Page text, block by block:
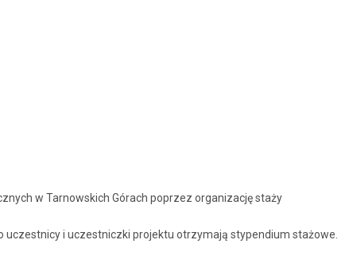
w Tarnowskich Górach poprzez organizację staży
i uczestniczki projektu otrzymają stypendium stażowe.